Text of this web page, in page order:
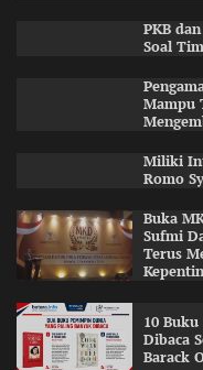
PKB
Soal
Mampu
Miliki
Romo
Buka
Sufmi
Terus
10
Dibaca
Barack